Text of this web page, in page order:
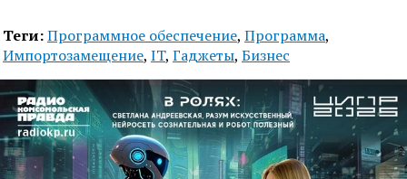
Теги:Программное обеспечение, Программа,
Импортозамещение, IT, Гаджеты, Бизнес